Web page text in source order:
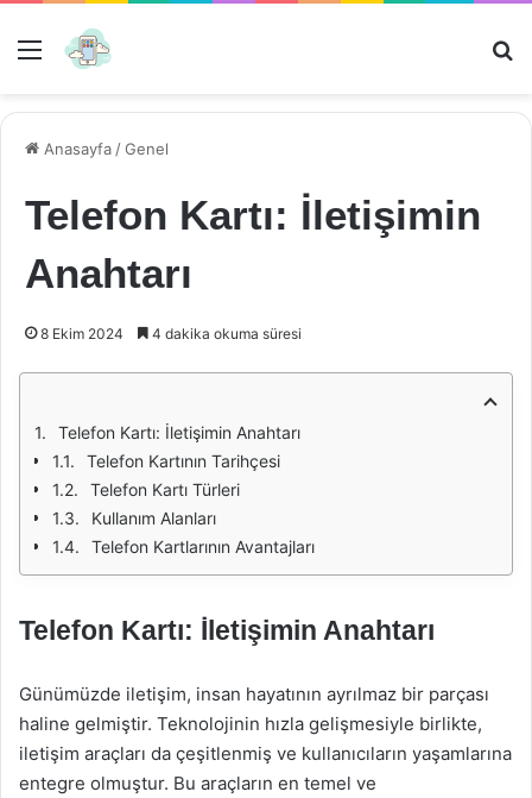
Menü
Anasayfa /Genel
Telefon Kartı: İletişimin
Anahtarı
8 Ekim 2024 4 dakika okuma süresi
Telefon Kartı: İletişimin Anahtarı
Telefon Kartının Tarihçesi
Telefon Kartı Türleri
Kullanım Alanları
Telefon Kartlarının Avantajları
Telefon Kartı: İletişimin Anahtarı
Günümüzde iletişim, insan hayatının ayrılmaz bir parçası
haline gelmiştir. Teknolojinin hızla gelişmesiyle birlikte,
iletişim araçları da çeşitlenmiş ve kullanıcıların yaşamlarına
entegre olmuştur. Bu araçların en temel ve